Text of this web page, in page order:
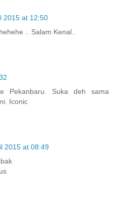
2015 at 12:50
.. Salam Kenal..
Pekanbaru. Suka deh sama
Iconic
2015 at 08:49